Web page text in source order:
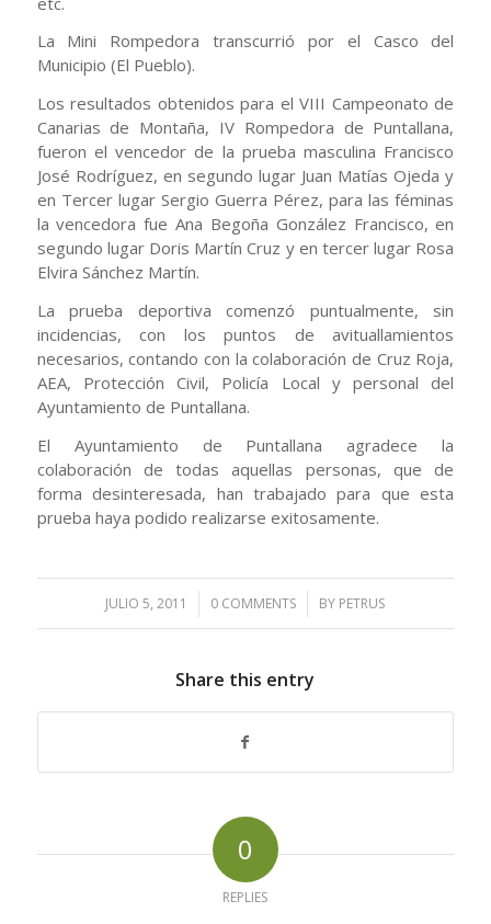
La Mini Rompedora transcurrió por el Casco del
Municipio (El Pueblo).
Los resultados obtenidos para el VIII Campeonato de
Canarias de Montaña, IV Rompedora de Puntallana,
fueron el vencedor de la prueba masculina Francisco
José Rodríguez, en segundo lugar Juan Matías Ojeda y
en Tercer lugar Sergio Guerra Pérez, para las féminas
la vencedora fue Ana Begoña González Francisco, en
segundo lugar Doris Martín Cruz y en tercer lugar Rosa
Elvira Sánchez Martín.
La prueba deportiva comenzó puntualmente, sin
incidencias, con los puntos de avituallamientos
necesarios, contando con la colaboración de Cruz Roja,
AEA, Protección Civil, Policía Local y personal del
Ayuntamiento de Puntallana.
El Ayuntamiento de Puntallana agradece la
colaboración de todas aquellas personas, que de
forma desinteresada, han trabajado para que esta
prueba haya podido realizarse exitosamente.
JULIO 5, 2011
/ 0 COMMENTS
/ BY PETRUS
Share this entry
0
REPLIES